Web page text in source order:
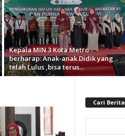
Kepala MIN 3 Kota Metro
berharap: Anak-anak Didik yang
telah Lulus ,bisa terus...
Cari Berita